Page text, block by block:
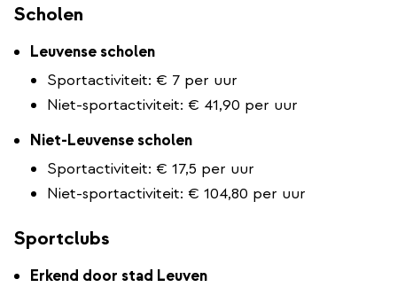
Scholen
Leuvense scholen
Sportactiviteit: € 7 per uur
Niet-sportactiviteit: € 41,90 per uur
Niet-Leuvense scholen
Sportactiviteit: € 17,5 per uur
Niet-sportactiviteit: € 104,80 per uur
Sportclubs
Erkend door stad Leuven